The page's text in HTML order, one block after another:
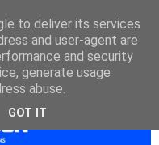
to deliver its services
and user-agent are
and security
generate usage
abuse.
GOT IT